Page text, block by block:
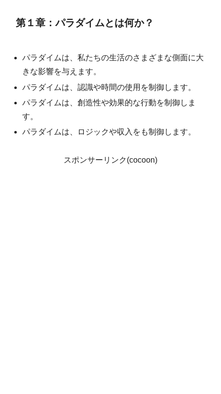
第１章：パラダイムとは何か？
パラダイムは、私たちの生活のさまざまな側面に大
きな影響を与えます。
パラダイムは、認識や時間の使用を制御します。
パラダイムは、創造性や効果的な行動を制御しま
す。
パラダイムは、ロジックや収入をも制御します。
スポンサーリンク(cocoon)